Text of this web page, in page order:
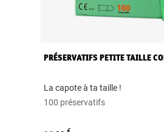
PRÉSERVATIFS PETITE TAILLE
La capote à ta taille !
100 préservatifs